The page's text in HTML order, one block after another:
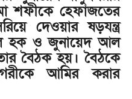
শফীকে হেফাজতের
দেওয়ার ষড়যন্ত্র
হক ও জুনায়েদ আল
বৈঠক হয়। বৈঠকে
আমির করার